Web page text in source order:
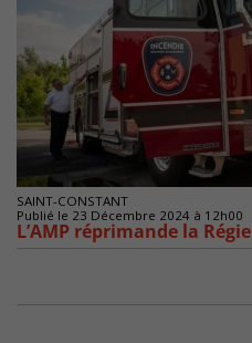
SAINT-CONSTANT
Publié le 23 Décembre 2024 à 12h00
L’AMP réprimande la